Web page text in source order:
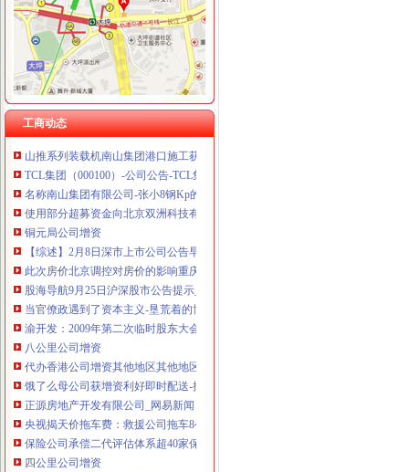
工商动态
黄桷垭幼儿园排名合理吗？-我要搜学网
个人资料-黄桷垭的个人主页-华商论坛
【图】黄桷垭便宜住宿_黄桷垭便宜住宿网上预订-途家网
黄桷垭鱼庄电话,黄桷垭鱼庄电话多少_图吧电话查询
南岸区南山街道黄桷垭社区：拆危房原址建新楼--重庆群众路线网
南山公司增资
中国深圳南山区黄页|名录_中国深圳南山区公司|厂家-八方资源深圳黄页
TCL集团（000100）-公司公告-TCL集团：关于向TCL集团财务有限公
名称南山集团有限公司-张小8钢Kp的空间-搜狐博客
使用部分超募资金向北京双洲科技有限公司增资是利好还利空？——
铜元局公司增资
【综述】2月8日深市上市公司公告早间快递_财经_凤凰网
此次房价北京调控对房价的影响重庆的影响-查股票网
股海导航9月25日沪深股市公告提示_财经频道_温州网
当官僚政遇到了资本主义-垦荒着的博客中国专栏
渝开发：2009年第二次临时股东大会决议公告_渝开发（000514）_公
八公里公司增资
代办香港公司增资其他地区其他地区
饿了么母公司获增资利好即时配送-搜狐科技
正源房地产开发有限公司_网易新闻
央视揭天价拖车费：救援公司拖车8公里要价12.87万__万家热线-安
保险公司承偿二代评估体系超40家保险公司忙增资_保险动态_保险_
四公里公司增资
代办公司增资垫资验资实缴